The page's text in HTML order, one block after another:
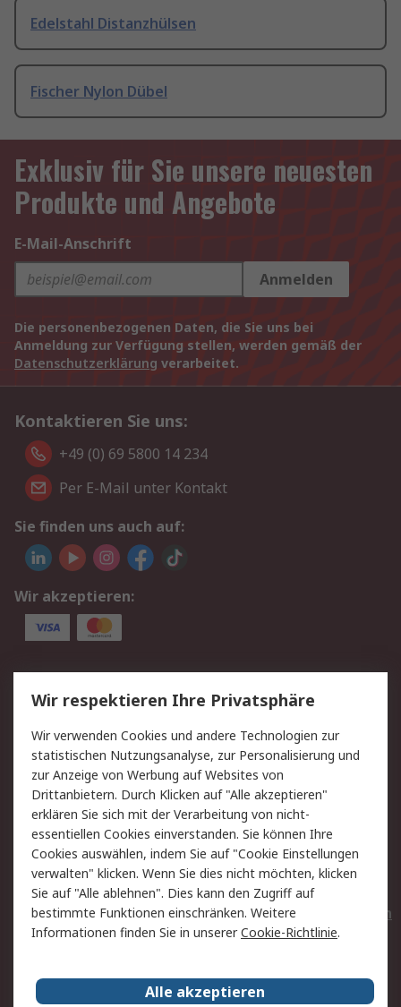
Edelstahl Distanzhülsen
Fischer Nylon Dübel
Exklusiv für Sie unsere neuesten
Produkte und Angebote
E-Mail-Anschrift
Anmelden
Die personenbezogenen Daten, die Sie uns bei
Anmeldung zur Verfügung stellen, werden gemäß der
Datenschutzerklärung verarbeitet.
Kontaktieren Sie uns:
+49 (0) 69 5800 14 234
Per E-Mail unter Kontakt
Sie finden uns auch auf:
Wir akzeptieren:
Service
Value Added Services
Lieferlösungen
Rücksendungen
Kontakt
Hilfe
Privatkunden
Rechtliches
AGB
Datenschutz
Cookie-Richtlinie
Zahlungsbedingungen
Copyright/Impressum
Entsorgung
Elektrogeräte/Batterien
RS weltweit
Wir respektieren Ihre Privatsphäre
Wir verwenden Cookies und andere Technologien zur
statistischen Nutzungsanalyse, zur Personalisierung und
zur Anzeige von Werbung auf Websites von
Drittanbietern. Durch Klicken auf "Alle akzeptieren"
erklären Sie sich mit der Verarbeitung von nicht-
essentiellen Cookies einverstanden. Sie können Ihre
Cookies auswählen, indem Sie auf "Cookie Einstellungen
verwalten" klicken. Wenn Sie dies nicht möchten, klicken
Sie auf "Alle ablehnen". Dies kann den Zugriff auf
bestimmte Funktionen einschränken. Weitere
Informationen finden Sie in unsererCookie-Richtlinie.
Alle akzeptieren